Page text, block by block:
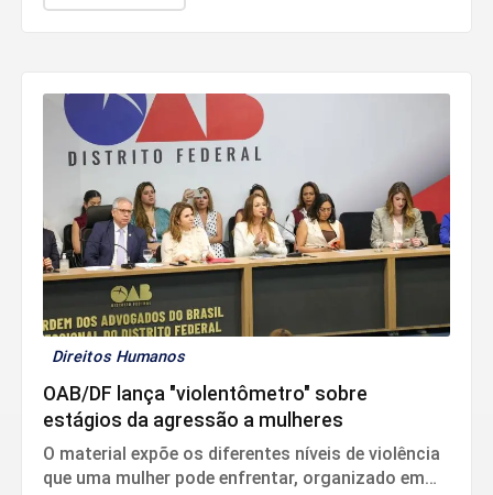
Exército.
Direitos Humanos
OAB/DF lança "violentômetro" sobre
estágios da agressão a mulheres
O material expõe os diferentes níveis de violência
que uma mulher pode enfrentar, organizado em